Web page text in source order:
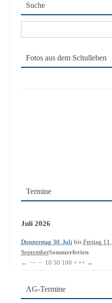
Suche
nach:
Fotos aus dem Schulleben
Termine
Juli 2026
Donnerstag 30. Julibis Freitag 11.
SeptemberSommerferien
← −− − 10 50 100 + ++ →
AG-Termine